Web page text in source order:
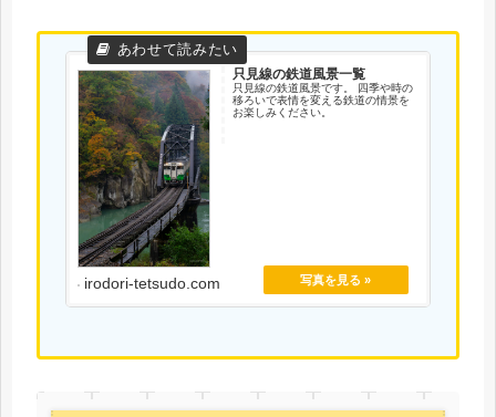
只見線の鉄道風景一覧
只見線の鉄道風景です。 四季や時の
移ろいで表情を変える鉄道の情景を
お楽しみください。
irodori-tetsudo.com